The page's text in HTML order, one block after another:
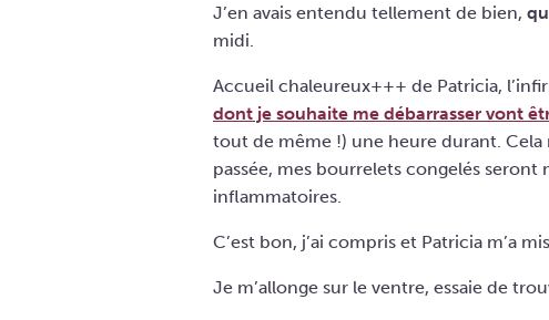
J’en avais entendu tellement de bien,
midi.
Accueil chaleureux+++ de Patricia,
dont je souhaite me débarrasser vont
tout de même !) une heure durant. Cela
passée, mes bourrelets congelés seront
inflammatoires.
C’est bon, j’ai compris et Patricia m’a
Je m’allonge sur le ventre, essaie de